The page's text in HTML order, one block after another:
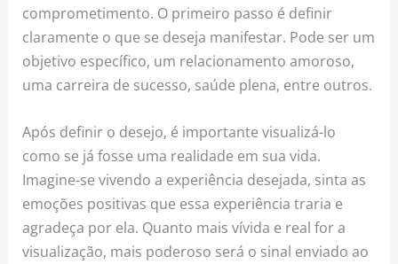
comprometimento. O primeiro passo é definir
claramente o que se deseja manifestar. Pode ser um
objetivo específico, um relacionamento amoroso,
uma carreira de sucesso, saúde plena, entre outros.
Após definir o desejo, é importante visualizá-lo
como se já fosse uma realidade em sua vida.
Imagine-se vivendo a experiência desejada, sinta as
emoções positivas que essa experiência traria e
agradeça por ela. Quanto mais vívida e real for a
visualização, mais poderoso será o sinal enviado ao